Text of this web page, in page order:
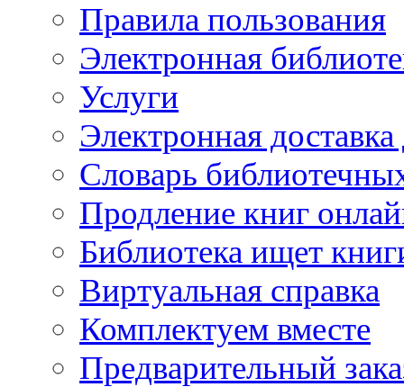
Правила пользования
Электронная
Услуги
Электронная
Словарь
Продление книг
Библиотека ищет
Виртуальная справка
Комплектуем вместе
Предварительный